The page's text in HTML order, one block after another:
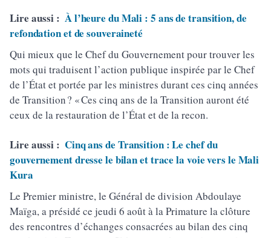
Lire aussi : À l’heure du Mali : 5 ans de transition, de
refondation et de souveraineté
Qui mieux que le Chef du Gouvernement pour trouver les
mots qui traduisent l’action publique inspirée par le Chef
de l’État et portée par les ministres durant ces cinq années
de Transition ? « Ces cinq ans de la Transition auront été
ceux de la restauration de l’État et de la recon.
Lire aussi : Cinq ans de Transition : Le chef du
gouvernement dresse le bilan et trace la voie vers le Mali
Kura
Le Premier ministre, le Général de division Abdoulaye
Maïga, a présidé ce jeudi 6 août à la Primature la clôture
des rencontres d’échanges consacrées au bilan des cinq